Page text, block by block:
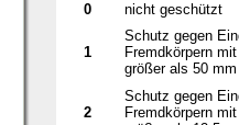
0
nicht geschützt
1
Schutz gegen
Fremdkörpern
größer als 50 mm
2
Schutz gegen
Fremdkörpern